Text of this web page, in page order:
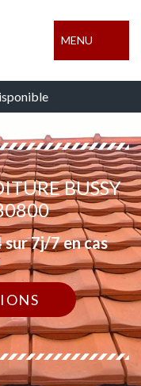
MENU
BUSSY
7j/7 en cas